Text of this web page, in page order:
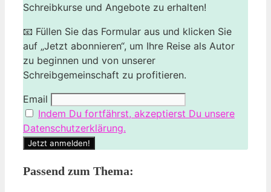
Schreibkurse und Angebote zu erhalten!
📧 Füllen Sie das Formular aus und klicken Sie
auf „Jetzt abonnieren“, um Ihre Reise als Autor
zu beginnen und von unserer
Schreibgemeinschaft zu profitieren.
Email
Indem Du fortfährst, akzeptierst Du unsere
Datenschutzerklärung.
Passend zum Thema: